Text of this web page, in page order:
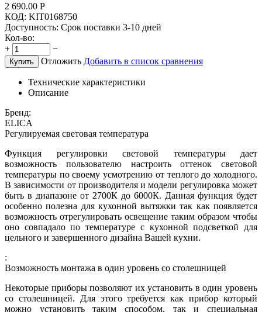
2 690.00 Р
КОД: KIT0168750
Доступность: Срок поставки 3-10 дней
Кол-во:
+
−
Купить Отложить Добавить в список сравнения
Технические характеристики
Описание
Бренд:
ELICA
Регулируемая световая температура
Функция регулировки световой температуры дает
возможность пользователю настроить оттенок световой
температуры по своему усмотрению от теплого до холодного.
В зависимости от производителя и модели регулировка может
быть в диапазоне от 2700К до 6000К. Данная функция будет
особенно полезна для кухонной вытяжки так как появляется
возможность отрегулировать освещение таким образом чтобы
оно совпадало по температуре с кухонной подсветкой для
цельного и завершенного дизайна Вашей кухни.
:
Возможность монтажа в один уровень со столешницей
Некоторые приборы позволяют их установить в один уровень
со столешницей. Для этого требуется как прибор который
можно установить таким способом, так и специальная